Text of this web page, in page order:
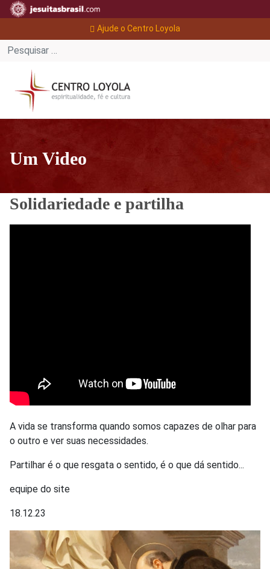
Ajude o Centro Loyola
Um Video
Solidariedade e partilha
A vida se transforma quando somos capazes de olhar para
o outro e ver suas necessidades.
Partilhar é o que resgata o sentido, é o que dá sentido...
equipe do site
18.12.23